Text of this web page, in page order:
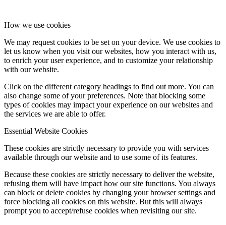
How we use cookies
We may request cookies to be set on your device. We use cookies to
let us know when you visit our websites, how you interact with us,
to enrich your user experience, and to customize your relationship
with our website.
Click on the different category headings to find out more. You can
also change some of your preferences. Note that blocking some
types of cookies may impact your experience on our websites and
the services we are able to offer.
Essential Website Cookies
These cookies are strictly necessary to provide you with services
available through our website and to use some of its features.
Because these cookies are strictly necessary to deliver the website,
refusing them will have impact how our site functions. You always
can block or delete cookies by changing your browser settings and
force blocking all cookies on this website. But this will always
prompt you to accept/refuse cookies when revisiting our site.